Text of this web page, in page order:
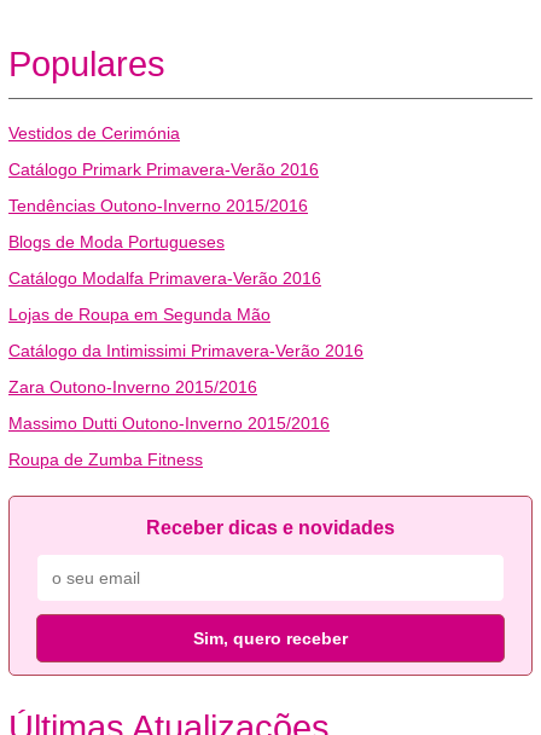
Populares
Vestidos de Cerimónia
Catálogo Primark Primavera-Verão 2016
Tendências Outono-Inverno 2015/2016
Blogs de Moda Portugueses
Catálogo Modalfa Primavera-Verão 2016
Lojas de Roupa em Segunda Mão
Catálogo da Intimissimi Primavera-Verão 2016
Zara Outono-Inverno 2015/2016
Massimo Dutti Outono-Inverno 2015/2016
Roupa de Zumba Fitness
Receber dicas e novidades
Sim, quero receber